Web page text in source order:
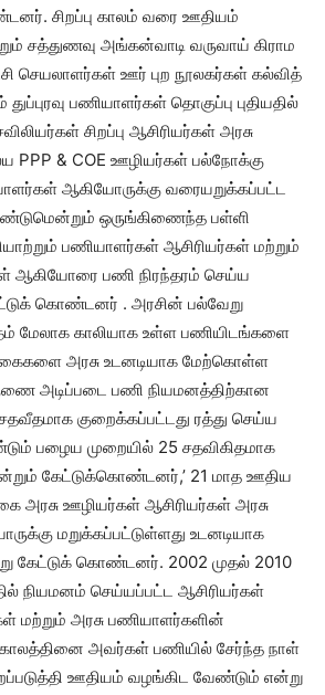
சிறப்பு காலம் வரை ஊதியம்
சத்துணவு அங்கன்வாடி வருவாய் கிராம
செயலாளர்கள் ஊர் புற நூலகர்கள் கல்வித்
பணியாளர்கள் தொகுப்பு புதியதில்
சிறப்பு ஆசிரியர்கள் அரசு
PPP & COE ஊழியர்கள் பல்நோக்கு
ஆகியோருக்கு வரையறுக்கப்பட்ட
ஒருங்கிணைந்த பள்ளி
பணியாளர்கள் ஆசிரியர்கள் மற்றும்
ஆகியோரை பணி நிரந்தரம் செய்ய
கொண்டனர் . அரசின் பல்வேறு
மேலாக காலியாக உள்ள பணியிடங்களை
அரசு உடனடியாக மேற்கொள்ள
அடிப்படை பணி நியமனத்திற்கான
குறைக்கப்பட்டது ரத்து செய்ய
பழைய முறையில் 25 சதவிகிதமாக
கேட்டுக்கொண்டனர்,’ 21 மாத ஊதிய
அரசு ஊழியர்கள் ஆசிரியர்கள் அரசு
மறுக்கப்பட்டுள்ளது உடனடியாக
கேட்டுக் கொண்டனர். 2002 முதல் 2010
நியமனம் செய்யப்பட்ட ஆசிரியர்கள்
மற்றும் அரசு பணியாளர்களின்
அவர்கள் பணியில் சேர்ந்த நாள்
ஊதியம் வழங்கிட வேண்டும் என்று